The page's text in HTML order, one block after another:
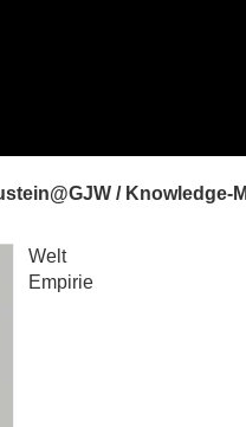
/ Knowledge-
Welt
Empirie